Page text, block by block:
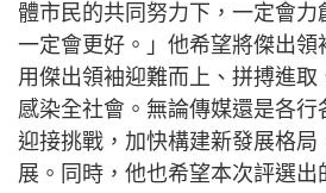
體市民的共同努力下，一定會力
一定會更好。」他希望將傑出領
用傑出領袖迎難而上、拼搏進取
感染全社會。無論傳媒還是各行
迎接挑戰，加快構建新發展格
展。同時，他也希望本次評選